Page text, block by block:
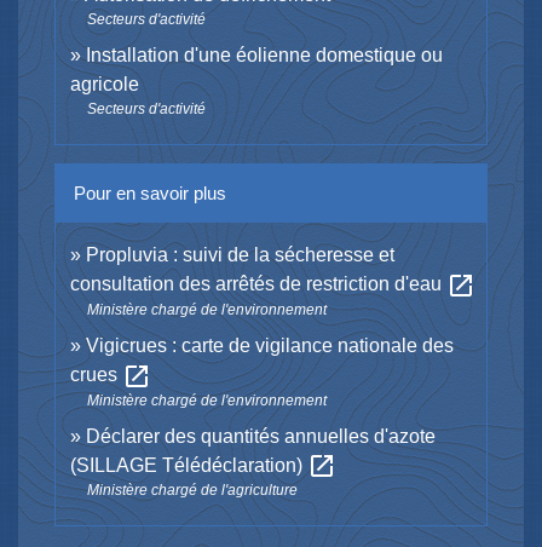
Secteurs d'activité
Installation d'une éolienne domestique ou
agricole
Secteurs d'activité
Pour en savoir plus
Propluvia : suivi de la sécheresse et
consultation des arrêtés de restriction d'eau open_in_new
Ministère chargé de l'environnement
Vigicrues : carte de vigilance nationale des
crues open_in_new
Ministère chargé de l'environnement
Déclarer des quantités annuelles d'azote
(SILLAGE Télédéclaration) open_in_new
Ministère chargé de l'agriculture